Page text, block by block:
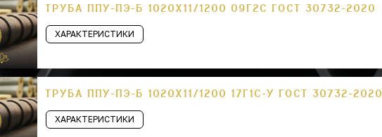
ТРУБА ППУ-ПЭ-Б 1020Х11/1200 09Г2С ГОСТ 30732-2020
ХАРАКТЕРИСТИКИ
ТРУБА ППУ-ПЭ-Б 1020Х11/1200 17Г1С-У ГОСТ 30732-2020
ХАРАКТЕРИСТИКИ